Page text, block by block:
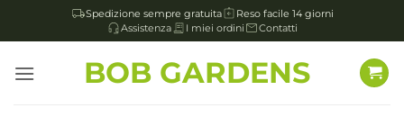
Spedizione sempre gratuita
Reso facile 14 giorni
Assistenza
I miei ordini Contatti
BOB GARDENS